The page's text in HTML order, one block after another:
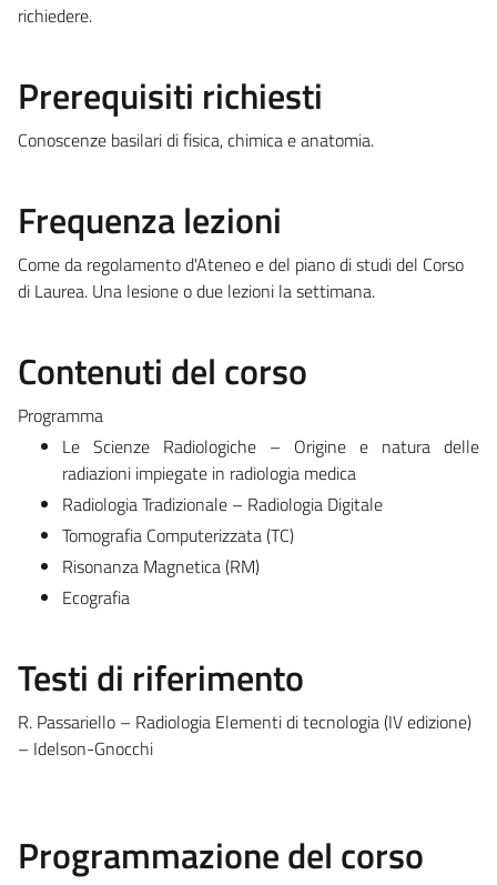
richiedere.
Prerequisiti richiesti
Conoscenze basilari di fisica, chimica e anatomia.
Frequenza lezioni
Come da regolamento d'Ateneo e del piano di studi del Corso
di Laurea. Una lesione o due lezioni la settimana.
Contenuti del corso
Programma
Le Scienze Radiologiche – Origine e natura delle
radiazioni impiegate in radiologia medica
Radiologia Tradizionale – Radiologia Digitale
Tomografia Computerizzata (TC)
Risonanza Magnetica (RM)
Ecografia
Testi di riferimento
R. Passariello – Radiologia Elementi di tecnologia (IV edizione)
– Idelson-Gnocchi
Programmazione del corso